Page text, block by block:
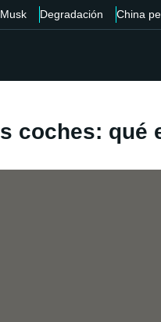
Degradación China
coches: qué